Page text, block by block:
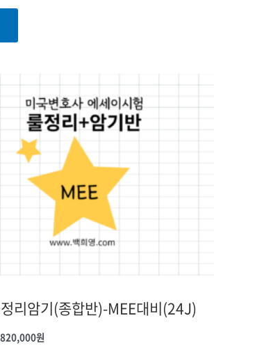
리암기(종합반)-MEE대비(24J)
1,030,000원.
820,000원
820,000원.